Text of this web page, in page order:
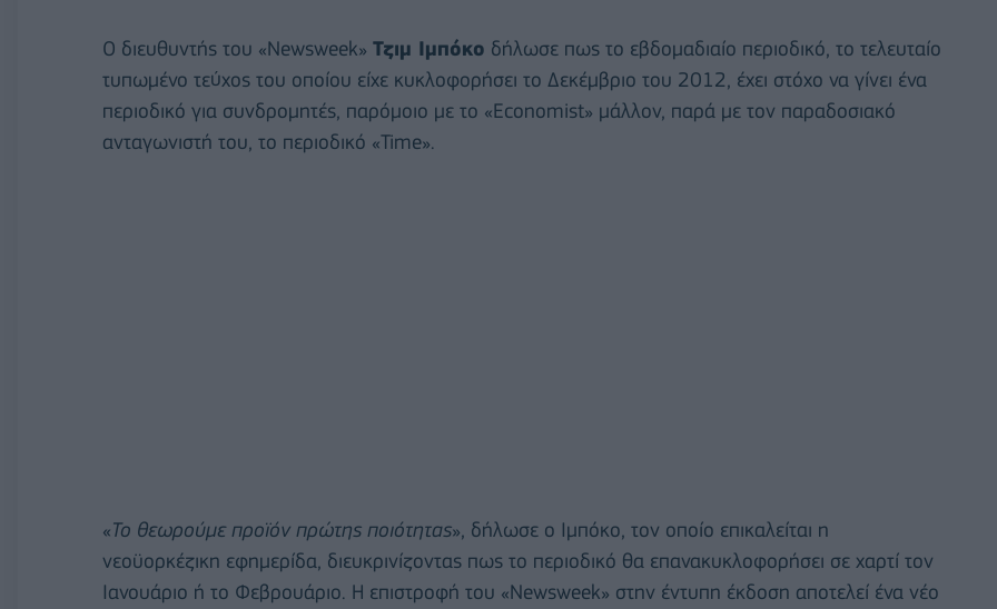
Ο διευθυντής του «Newsweek» Τζιμ Ιμπόκο δήλωσε πως το εβδομαδιαίο περιοδικό, το τελευταίο
τυπωμένο τεύχος του οποίου είχε κυκλοφορήσει το Δεκέμβριο του 2012, έχει στόχο να γίνει ένα
περιοδικό για συνδρομητές, παρόμοιο με το «Economist» μάλλον, παρά με τον παραδοσιακό
ανταγωνιστή του, το περιοδικό «Time».
«Το θεωρούμε προϊόν πρώτης ποιότητας», δήλωσε ο Ιμπόκο, τον οποίο επικαλείται η
νεοϋορκέζικη εφημερίδα, διευκρινίζοντας πως το περιοδικό θα επανακυκλοφορήσει σε χαρτί τον
Ιανουάριο ή το Φεβρουάριο. Η επιστροφή του «Newsweek» στην έντυπη έκδοση αποτελεί ένα νέο